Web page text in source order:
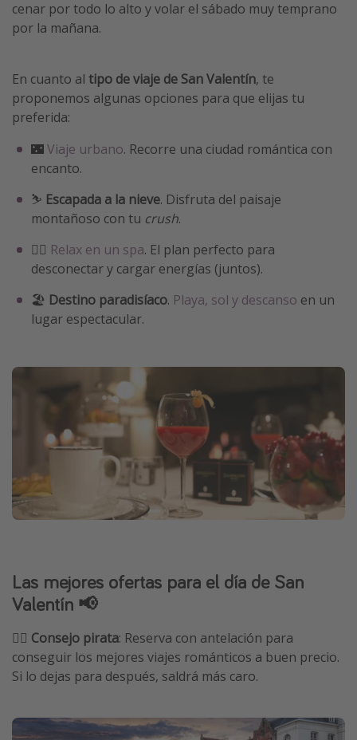
cenar por todo lo alto y volar el sábado muy temprano
por la mañana.
En cuanto al tipo de viaje de San Valentín, te
proponemos algunas opciones para que elijas tu
preferida:
🌃Viaje urbano. Recorre una ciudad romántica con
encanto.
⛷️ Escapada a la nieve. Disfruta del paisaje
montañoso con tu crush.
🧖‍♀️ Relax en un spa. El plan perfecto para
desconectar y cargar energías (juntos).
🏖️ Destino paradisíaco. Playa, sol y descanso en un
lugar espectacular.
Las mejores ofertas para el día de San
Valentín 📢
🏴‍☠️ Consejo pirata: Reserva con antelación para
conseguir los mejores viajes románticos a buen precio.
Si lo dejas para después, saldrá más caro.